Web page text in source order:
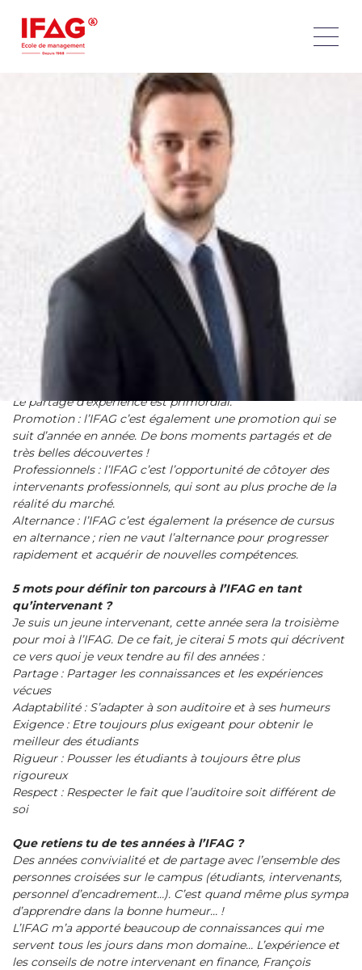
Portrait de Loïc VERNET, diplômé MECP2 (bac+5)
promotion 2015, aujourd’hui Directeur des Opérations chez
Joorney Business Plans & intervenant à l’IFAG Montluçon
sur les volets « Finance, Comptabilité et Gestion » ainsi que
sur le projet TREC (Transmission, Reprise, Evaluation,
Cession d’Entreprise).
Quel cursus as-tu suivi avant d’intégrer l’IFAG ?
Après l’obtention de mon baccalauréat Economique et
Social, j’ai intégré l’IUT me permettant d’obtenir un DUT en
Gestion des Entreprises et des Administrations. J’ai intégré
l’IFAG en MECP 1 après ma Licence d’Economie et de
mots pour définir ton parcours à l’IFAG en tant que
diplômé ?
Connaissances : l’IFAG m’a permis d’accroitre mes
connaissances dans des domaines peu abordés dans les
autres écoles.
Partage : l’IFAG, de par la taille de ses promotions, permet
vraiment l’échange entre les étudiants et les intervenants.
Le partage d’expérience est primordial.
Promotion : l’IFAG c’est également une promotion qui se
suit d’année en année. De bons moments partagés et de
très belles découvertes !
Professionnels : l’IFAG c’est l’opportunité de côtoyer des
intervenants professionnels, qui sont au plus proche de la
réalité du marché.
Alternance : l’IFAG c’est également la présence de cursus
en alternance ; rien ne vaut l’alternance pour progresser
rapidement et acquérir de nouvelles compétences.
5 mots pour définir ton parcours à l’IFAG en tant
qu’intervenant ?
Je suis un jeune intervenant, cette année sera la troisième
pour moi à l’IFAG. De ce fait, je citerai 5 mots qui décrivent
ce vers quoi je veux tendre au fil des années :
Partage : Partager les connaissances et les expériences
vécues
Adaptabilité : S’adapter à son auditoire et à ses humeurs
Exigence : Etre toujours plus exigeant pour obtenir le
meilleur des étudiants
Rigueur : Pousser les étudiants à toujours être plus
rigoureux
Respect : Respecter le fait que l’auditoire soit différent de
soi
Que retiens tu de tes années à l’IFAG ?
Des années convivialité et de partage avec l’ensemble des
personnes croisées sur le campus (étudiants, intervenants,
personnel d’encadrement…). C’est quand même plus sympa
d’apprendre dans la bonne humeur… !
L’IFAG m’a apporté beaucoup de connaissances qui me
servent tous les jours dans mon domaine… L’expérience et
les conseils de notre intervenant en finance, François